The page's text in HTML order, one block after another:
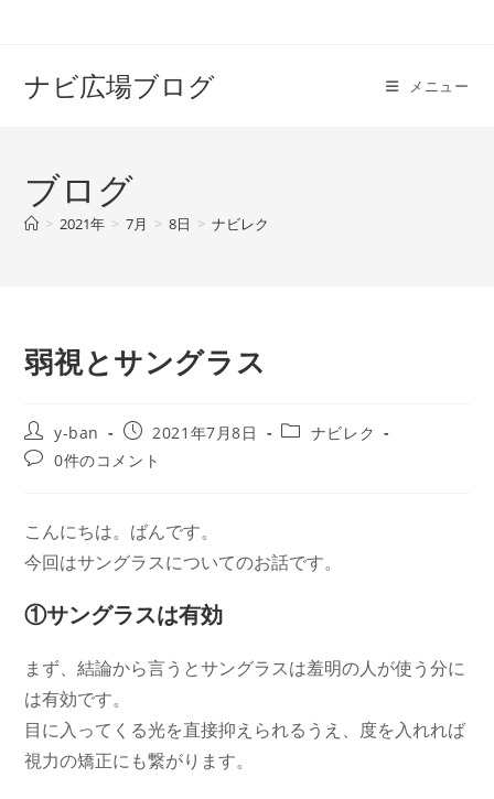
ナビ広場ブログ メニュー
ブログ
> 2021年 > 7月 > 8日 > ナビレク
弱視とサングラス
投
稿
者:
y-ban
投
稿
公
2021年7月8日
投
ー:
ナビレク
投
メ
ン
ト:
0件のコメント
こんにちは。ばんです。
今回はサングラスについてのお話です。
①サングラスは有効
まず、結論から言うとサングラスは羞明の人が使う分に
は有効です。
目に入ってくる光を直接抑えられるうえ、度を入れれば
視力の矯正にも繋がります。